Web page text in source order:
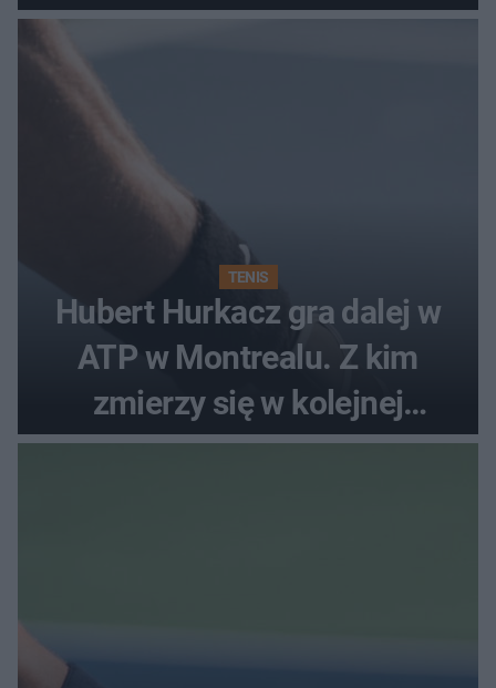
TENIS
Hubert Hurkacz gra dalej w
ATP w Montrealu. Z kim
zmierzy się w kolejnej
rundzie?